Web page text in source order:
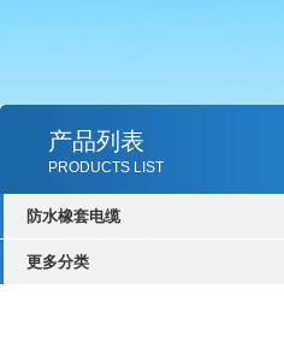
产品列表
PRODUCTS LIST
防水橡套电缆
更多分类